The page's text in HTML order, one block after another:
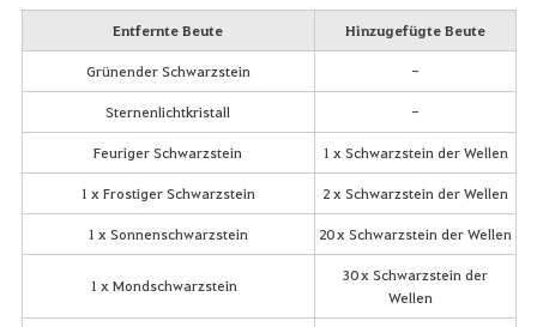
Entfernte Beute Hinzugefügte Beute
Grünender Schwarzstein -
Sternenlichtkristall -
Feuriger Schwarzstein 1 x Schwarzstein der Wellen
1 x Frostiger Schwarzstein 2 x Schwarzstein der Wellen
1 x Sonnenschwarzstein 20 x Schwarzstein der Wellen
1 x Mondschwarzstein
30 x Schwarzstein der
Wellen